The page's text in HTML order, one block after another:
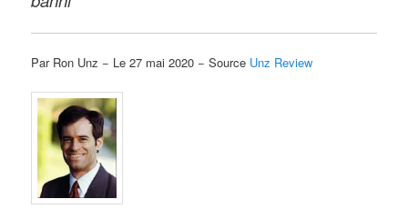
Par Ron Unz − Le 27 mai 2020 − Source Unz Review